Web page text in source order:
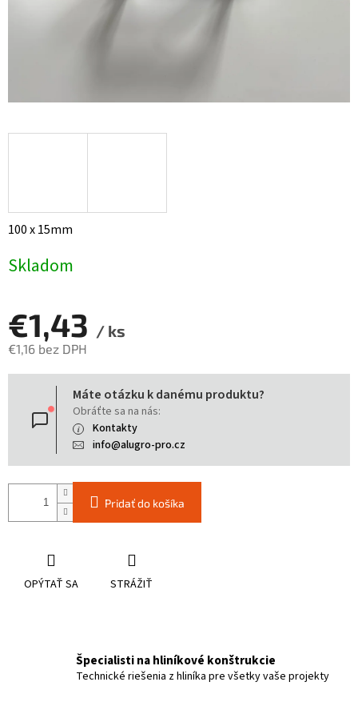
100 x 15mm
Skladom
€1,43 / ks
€1,16 bez DPH
Jednotková
Máte otázku k danému produktu?
Obráťte sa na nás:
Kontakty
info@alugro-pro.cz
Pridať do košíka
OPÝTAŤ SA STRÁŽIŤ
Špecialisti na hliníkové konštrukcie
Technické riešenia z hliníka pre všetky vaše projekty